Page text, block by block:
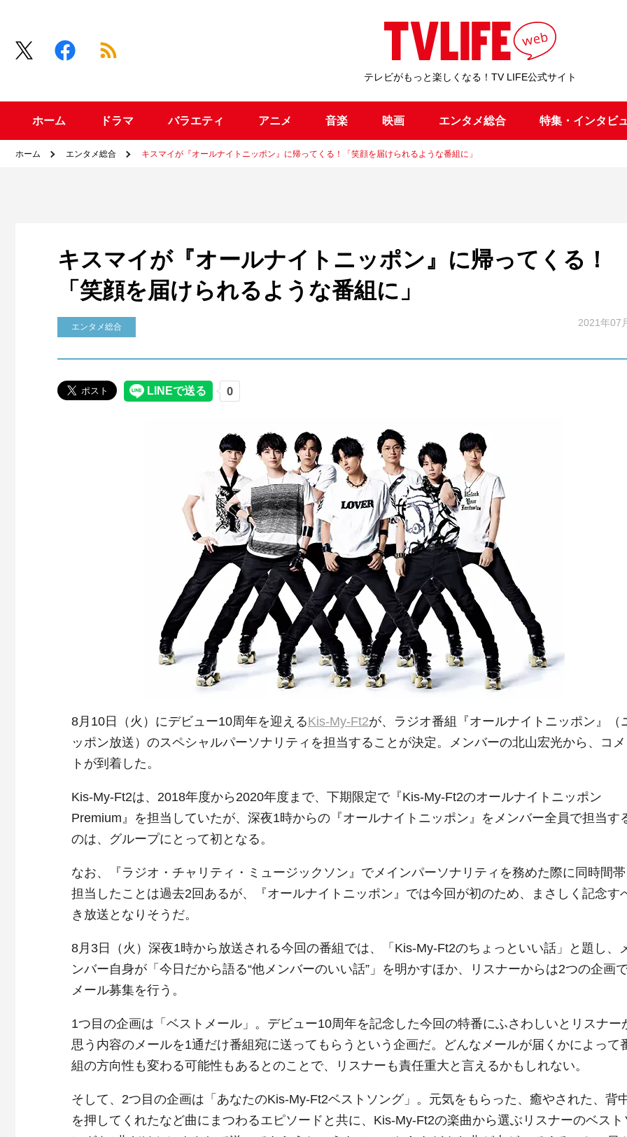
テレビがもっと楽しくなる！TV LIFE公式サイト
ホーム ドラマ バラエティ アニメ 音楽 映画 エンタメ総合 特集・インタビ
ホーム エンタメ総合 キスマイが『オールナイトニッポン』に帰ってくる！「笑顔を届けられるような番組に」
キスマイが『オールナイトニッポン』に帰ってくる！
「笑顔を届けられるような番組に」
エンタメ総合 2021年07
8月10日（火）にデビュー10周年を迎えるKis-My-Ft2が、ラジオ番組『オールナイトニッポン』（
ッポン放送）のスペシャルパーソナリティを担当することが決定。メンバーの北山宏光から、コ
トが到着した。
Kis-My-Ft2は、2018年度から2020年度まで、下期限定で『Kis-My-Ft2のオールナイトニッポン
Premium』を担当していたが、深夜1時からの『オールナイトニッポン』をメンバー全員で担当す
のは、グループにとって初となる。
なお、『ラジオ・チャリティ・ミュージックソン』でメインパーソナリティを務めた際に同時間
担当したことは過去2回あるが、『オールナイトニッポン』では今回が初のため、まさしく記念す
き放送となりそうだ。
8月3日（火）深夜1時から放送される今回の番組では、「Kis-My-Ft2のちょっといい話」と題し、
ンバー自身が「今日だから語る“他メンバーのいい話”」を明かすほか、リスナーからは2つの企画
メール募集を行う。
1つ目の企画は「ベストメール」。デビュー10周年を記念した今回の特番にふさわしいとリスナー
思う内容のメールを1通だけ番組宛に送ってもらうという企画だ。どんなメールが届くかによって
組の方向性も変わる可能性もあるとのことで、リスナーも責任重大と言えるかもしれない。
そして、2つ目の企画は「あなたのKis-My-Ft2ベストソング」。元気をもらった、癒やされた、背
を押してくれたなど曲にまつわるエピソードと共に、Kis-My-Ft2の楽曲から選ぶリスナーのベスト